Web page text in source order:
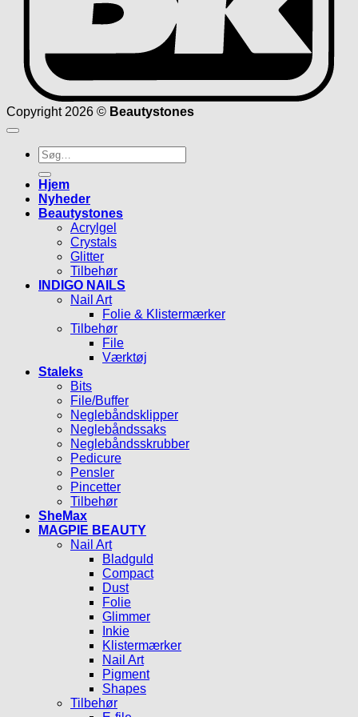
Copyright 2026 © Beautystones
Søg
efter:
Hjem
Nyheder
Beautystones
Acrylgel
Crystals
Glitter
Tilbehør
INDIGO NAILS
Nail Art
Folie & Klistermærker
Tilbehør
File
Værktøj
Staleks
Bits
File/Buffer
Neglebåndsklipper
Neglebåndssaks
Neglebåndsskrubber
Pedicure
Pensler
Pincetter
Tilbehør
SheMax
MAGPIE BEAUTY
Nail Art
Bladguld
Compact
Dust
Folie
Glimmer
Inkie
Klistermærker
Nail Art
Pigment
Shapes
Tilbehør